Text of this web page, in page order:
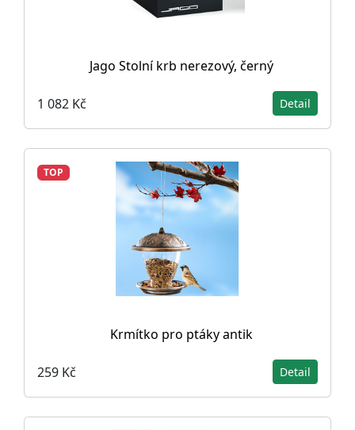
Jago Stolní krb nerezový, černý
1 082 Kč Detail
TOP
Krmítko pro ptáky antik
259 Kč Detail